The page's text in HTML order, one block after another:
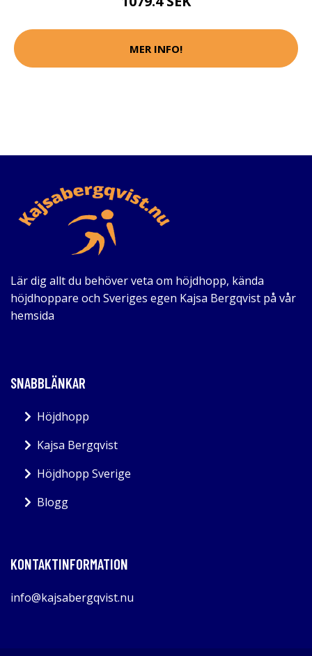
MER INFO!
Lär dig allt du behöver veta om höjdhopp, kända
höjdhoppare och Sveriges egen Kajsa Bergqvist på vår
hemsida
SNABBLÄNKAR
Höjdhopp
Kajsa Bergqvist
Höjdhopp Sverige
Blogg
KONTAKTINFORMATION
info@kajsabergqvist.nu